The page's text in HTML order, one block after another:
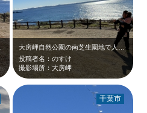
投稿者名：のすけ
撮影場所：大房岬
千葉市